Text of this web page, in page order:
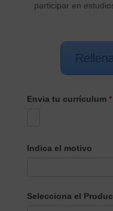
participar en
Envia tu currículum *
Indica el motivo
Selecciona el